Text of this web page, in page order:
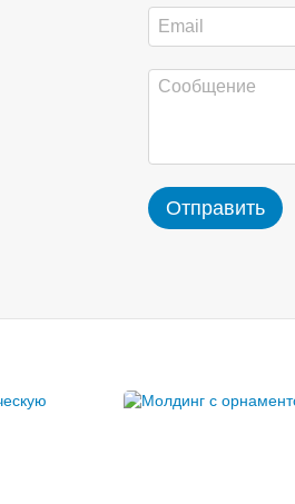
Отправить